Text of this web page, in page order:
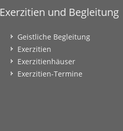
Exerzitien und Begleitung
Geistliche Begleitung
Exerzitien
Exerzitienhäuser
Exerzitien-Termine